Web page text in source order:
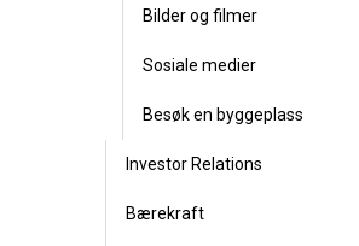
Bilder og filmer
Sosiale medier
Besøk en byggeplass
Investor Relations
Bærekraft